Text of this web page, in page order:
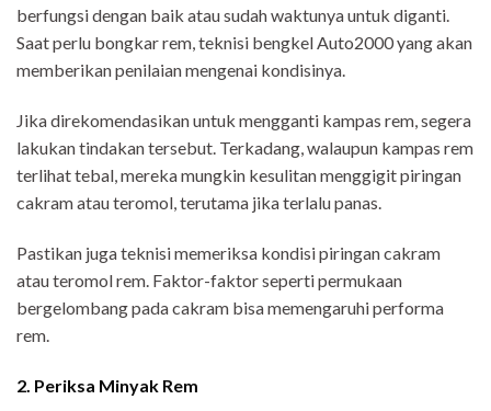
berfungsi dengan baik atau sudah waktunya untuk diganti.
Saat perlu bongkar rem, teknisi bengkel Auto2000 yang akan
memberikan penilaian mengenai kondisinya.
Jika direkomendasikan untuk mengganti kampas rem, segera
lakukan tindakan tersebut. Terkadang, walaupun kampas rem
terlihat tebal, mereka mungkin kesulitan menggigit piringan
cakram atau teromol, terutama jika terlalu panas.
Pastikan juga teknisi memeriksa kondisi piringan cakram
atau teromol rem. Faktor-faktor seperti permukaan
bergelombang pada cakram bisa memengaruhi performa
rem.
2. Periksa Minyak Rem